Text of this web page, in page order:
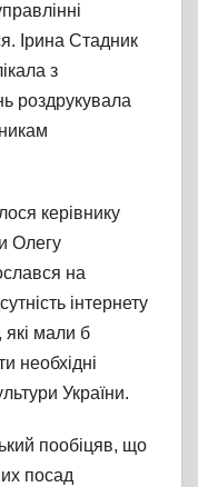
Ірина Стадник
з
роздрукувала
керівнику
Олегу
на
інтернету
які мали б
необхідні
України.
пообіцяв, що
посад